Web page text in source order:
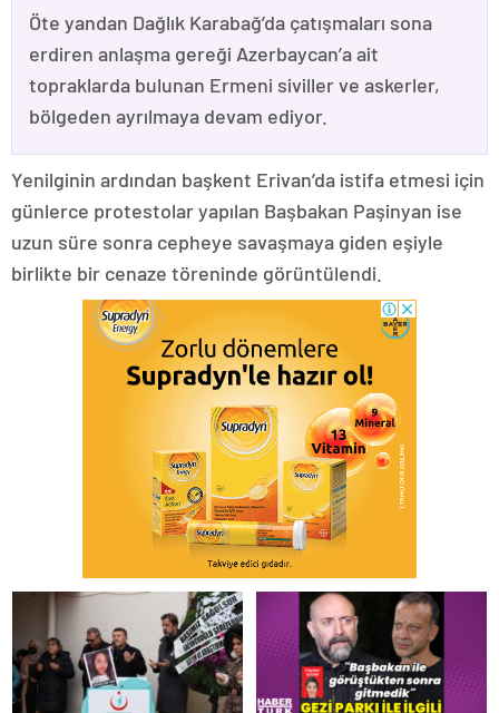
Öte yandan Dağlık Karabağ’da çatışmaları sona
erdiren anlaşma gereği Azerbaycan’a ait
topraklarda bulunan Ermeni siviller ve askerler,
bölgeden ayrılmaya devam ediyor.
Yenilginin ardından başkent Erivan’da istifa etmesi için
günlerce protestolar yapılan Başbakan Paşinyan ise
uzun süre sonra cepheye savaşmaya giden eşiyle
birlikte bir cenaze töreninde görüntülendi.